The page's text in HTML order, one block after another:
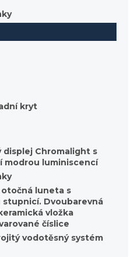
kryt
displej Chromalight s
modrou luminiscencí
luneta s
Dvoubarevná
vložka
číslice
vodotěsný systém